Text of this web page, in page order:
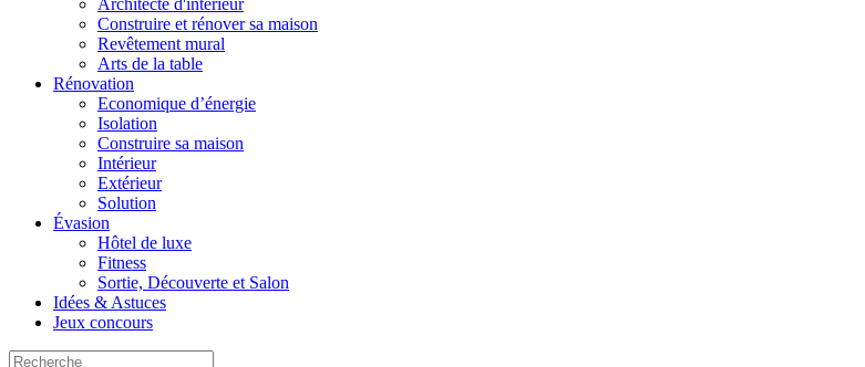
Architecte d'intérieur
Construire et rénover sa maison
Revêtement mural
Arts de la table
Rénovation
Economique d’énergie
Isolation
Construire sa maison
Intérieur
Extérieur
Solution
Évasion
Hôtel de luxe
Fitness
Sortie, Découverte et Salon
Idées & Astuces
Jeux concours